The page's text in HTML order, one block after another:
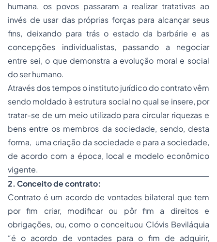
humana, os povos passaram a realizar tratativas ao
invés de usar das próprias forças para alcançar seus
fins, deixando para trás o estado da barbárie e as
concepções individualistas, passando a negociar
entre sei, o que demonstra a evolução moral e social
do ser humano.
Através dos tempos o instituto jurídico do contrato vêm
sendo moldado à estrutura social no qual se insere, por
tratar-se de um meio utilizado para circular riquezas e
bens entre os membros da sociedade, sendo, desta
forma, uma criação da sociedade e para a sociedade,
de acordo com a época, local e modelo econômico
vigente.
2. Conceito de contrato:
Contrato é um acordo de vontades bilateral que tem
por fim criar, modificar ou pôr fim a direitos e
obrigações, ou, como o conceituou Clóvis Beviláquia
“é o acordo de vontades para o fim de adquirir,